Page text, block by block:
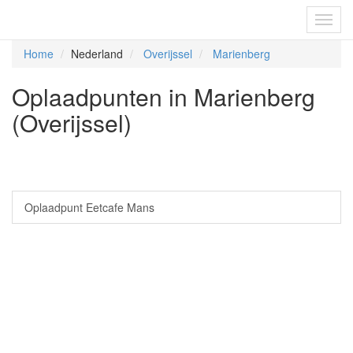
Home Nederland Overijssel Marienberg
Oplaadpunten in Marienberg
(Overijssel)
Oplaadpunt Eetcafe Mans